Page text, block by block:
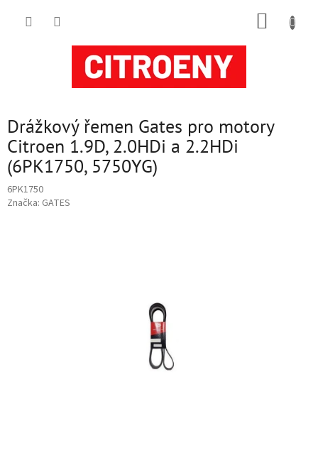
Drážkový řemen Gates pro motory
Citroen 1.9D, 2.0HDi a 2.2HDi
(6PK1750, 5750YG)
6PK1750
Značka: GATES